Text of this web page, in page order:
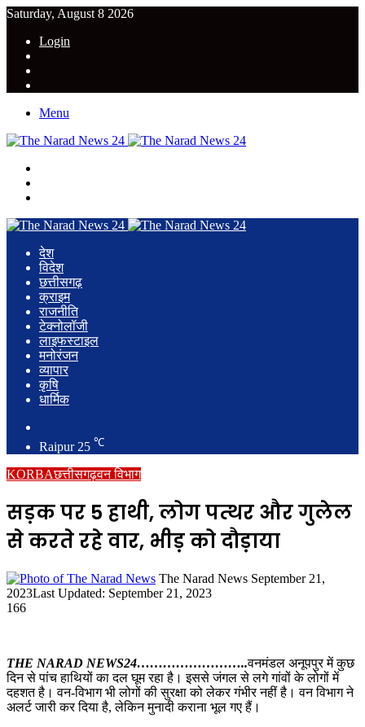
Saturday, August 8 2026
Login
Menu
देश
विदेश
छत्तीसगढ़
क्राइम
राजनीति
टेक्नोलॉजी
लाइफस्टाइल
मनोरंजन
व्यापार
कृषि
धार्मिक
for
Raipur 25 ℃
KORBAछत्तीसगढ़वन विभाग
सड़क पर 5 हाथी, लोग पत्थर और गुलेल
से करते रहे वार, भीड़ को दौड़ाया
The Narad News Send
September 21,
2023Last Updated: September 21, 2023
166
THE NARAD NEWS24……………………..वनमंडल अनूपपुर में कुछ
दिन से पांच हाथियों का दल घूम रहा है। इससे जंगल से लगे गांवों के लोगों में
दहशत है। वन-विभाग भी लोगों की सुरक्षा को लेकर गंभीर नहीं है। वन विभाग ने
अलर्ट जारी कर दिया है, लेकिन मुनादी कराना भूल गए हैं।